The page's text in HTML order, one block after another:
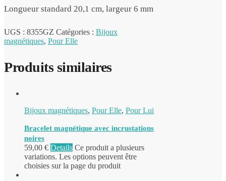
Longueur standard 20,1 cm, largeur 6 mm
UGS : 8355GZ Catégories : Bijoux
magnétiques, Pour Elle
Produits similaires
Bijoux magnétiques, Pour Elle, Pour Lui
Bracelet magnétique avec incrustations
noires
59,00 € Details Ce produit a plusieurs
variations. Les options peuvent être
choisies sur la page du produit